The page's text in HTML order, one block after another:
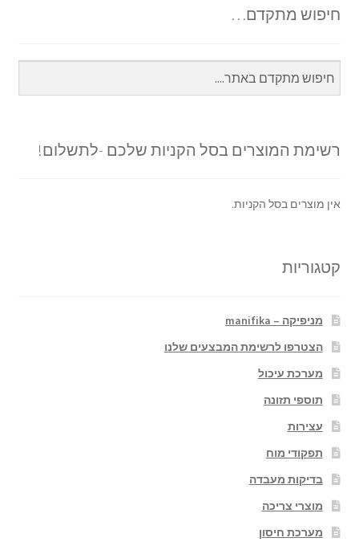
חיפוש מתקדם…
רשימת המוצרים בסל הקניות שלכם -לתשלום!
אין מוצרים בסל הקניות.
קטגוריות
מניפיקה – manifika
הצטרפו לרשימת המבצעים שלנו
מערכת עיכול
תוספי תזונה
עצירות
תפקודי מוח
בדיקות מעבדה
מוצרי צריכה
מערכת חיסון